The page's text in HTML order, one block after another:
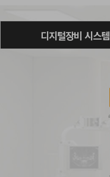
디지털장비 시스템